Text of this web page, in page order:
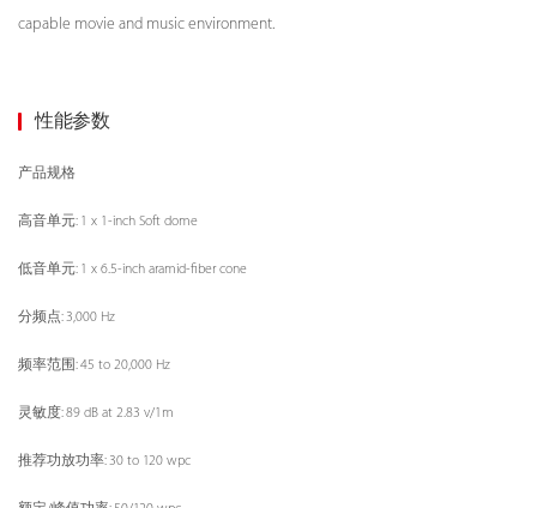
capable movie and music environment.
性能参数
产品规格
高音单元: 1 x 1-inch Soft dome
低音单元: 1 x 6.5-inch aramid-fiber cone
分频点: 3,000 Hz
频率范围: 45 to 20,000 Hz
灵敏度: 89 dB at 2.83 v/1m
推荐功放功率: 30 to 120 wpc